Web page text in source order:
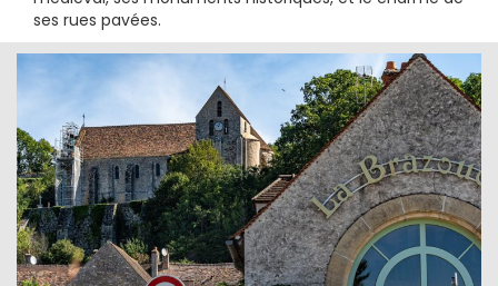
ses rues pavées.